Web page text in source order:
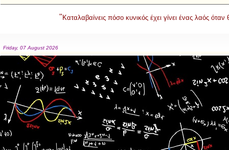
" Καταλαβαίνεις πόσο κυνικός έχει γίνει ένας λαός
Friday, 07 August 2026